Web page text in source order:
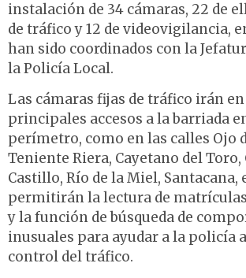
instalación de 34 cámaras, 22 de
de tráfico y 12 de videovigilancia,
han sido coordinados con la
la Policía Local.
Las cámaras fijas de tráfico irán
principales accesos a la barriada
perímetro, como en las calles Ojo
Teniente Riera, Cayetano del Toro,
Castillo, Río de la Miel, Santacana,
permitirán la lectura de
y la función de búsqueda de
inusuales para ayudar a la policía
control del tráfico.